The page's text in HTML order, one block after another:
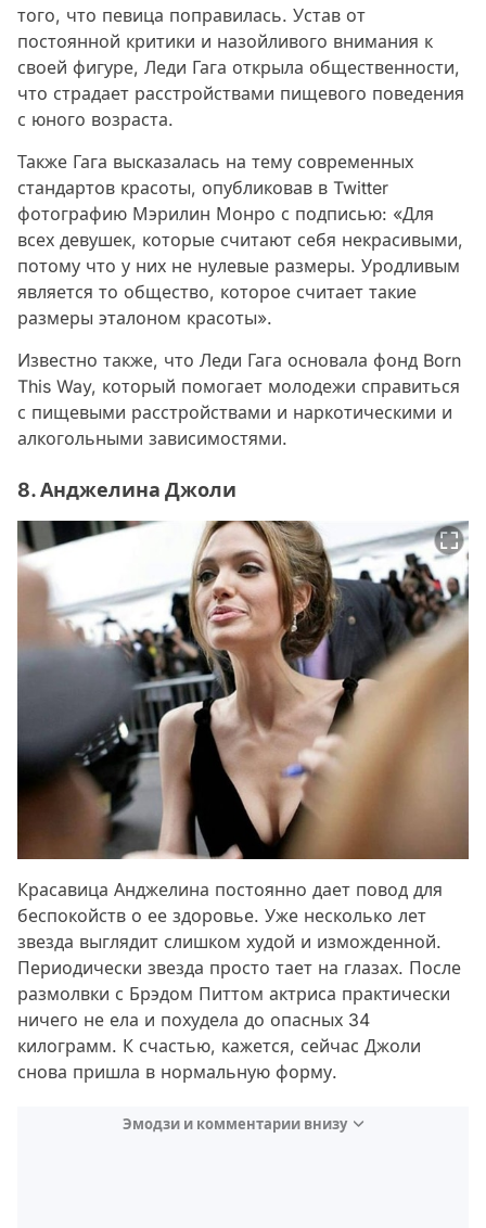
того, что певица поправилась. Устав от
постоянной критики и назойливого внимания к
своей фигуре, Леди Гага открыла общественности,
что страдает расстройствами пищевого поведения
с юного возраста.
Также Гага высказалась на тему современных
стандартов красоты, опубликовав в Twitter
фотографию Мэрилин Монро с подписью: «Для
всех девушек, которые считают себя некрасивыми,
потому что у них не нулевые размеры. Уродливым
является то общество, которое считает такие
размеры эталоном красоты».
Известно также, что Леди Гага основала фонд Born
This Way, который помогает молодежи справиться
с пищевыми расстройствами и наркотическими и
алкогольными зависимостями.
8. Анджелина Джоли
Красавица Анджелина постоянно дает повод для
беспокойств о ее здоровье. Уже несколько лет
звезда выглядит слишком худой и изможденной.
Периодически звезда просто тает на глазах. После
размолвки с Брэдом Питтом актриса практически
ничего не ела и похудела до опасных 34
килограмм. К счастью, кажется, сейчас Джоли
снова пришла в нормальную форму.
Эмодзи и комментарии внизу